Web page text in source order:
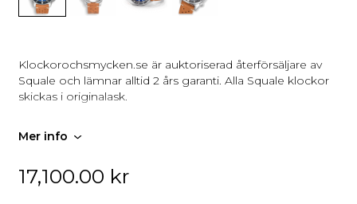
Klockorochsmycken.se är auktoriserad återförsäljare av
Squale och lämnar alltid 2 års garanti. Alla Squale klockor
skickas i originalask.
Mer info
17,100.00 kr